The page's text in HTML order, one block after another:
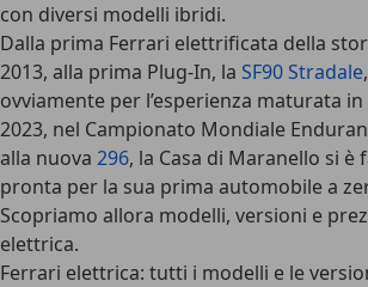
con diversi modelli ibridi.
Dalla prima Ferrari elettrificata della
2013, alla prima Plug-In, la SF90 Stradale
ovviamente per l’esperienza maturata
2023, nel Campionato Mondiale
alla nuova 296, la Casa di Maranello si
pronta per la sua prima automobile a
Scopriamo allora modelli, versioni e
elettrica.
Ferrari elettrica: tutti i modelli e le